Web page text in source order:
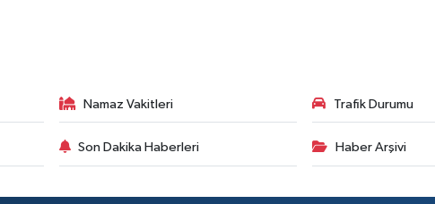
Namaz Vakitleri Trafik Durumu
Son Dakika Haberleri Haber Arşivi